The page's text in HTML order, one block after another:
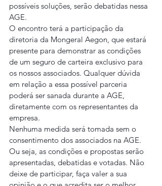
possíveis soluções, serão debatidas nessa
AGE.
O encontro terá a participação da
diretoria da Mongeral Aegon, que estará
presente para demonstrar as condições
de um seguro de carteira exclusivo para
os nossos associados. Qualquer dúvida
em relação a essa possível parceria
poderá ser sanada durante a AGE,
diretamente com os representantes da
empresa.
Nenhuma medida será tomada sem o
consentimento dos associados na AGE.
Ou seja, as condições e propostas serão
apresentadas, debatidas e votadas. Não
deixe de participar, faça valer a sua